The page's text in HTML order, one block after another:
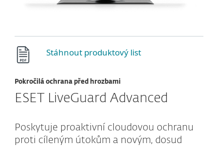
Stáhnout produktový list
Pokročilá ochrana před hrozbami
ESET LiveGuard Advanced
Poskytuje proaktivní cloudovou ochranu
proti cíleným útokům a novým, dosud